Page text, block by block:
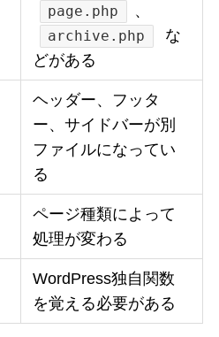
page.php 、
archive.php
な
どがある
ヘッダー、フッタ
ー、サイドバーが別
ファイルになってい
る
ページ種類によって
処理が変わる
WordPress独自関数
を覚える必要がある